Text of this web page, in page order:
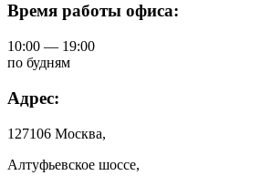
Время работы офиса:
10:00 — 19:00
по будням
Адрес:
127106 Москва,
Алтуфьевское шоссе,